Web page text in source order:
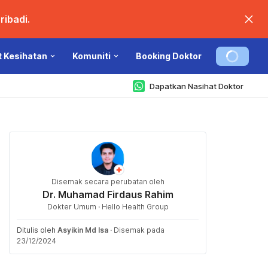
Kesihatan Komuniti Booking Doktor
Dapatkan Nasihat Doktor
Disemak secara perubatan oleh
Dr. Muhamad Firdaus Rahim
Dokter Umum · Hello Health Group
Ditulis oleh Asyikin Md Isa · Disemak pada
23/12/2024